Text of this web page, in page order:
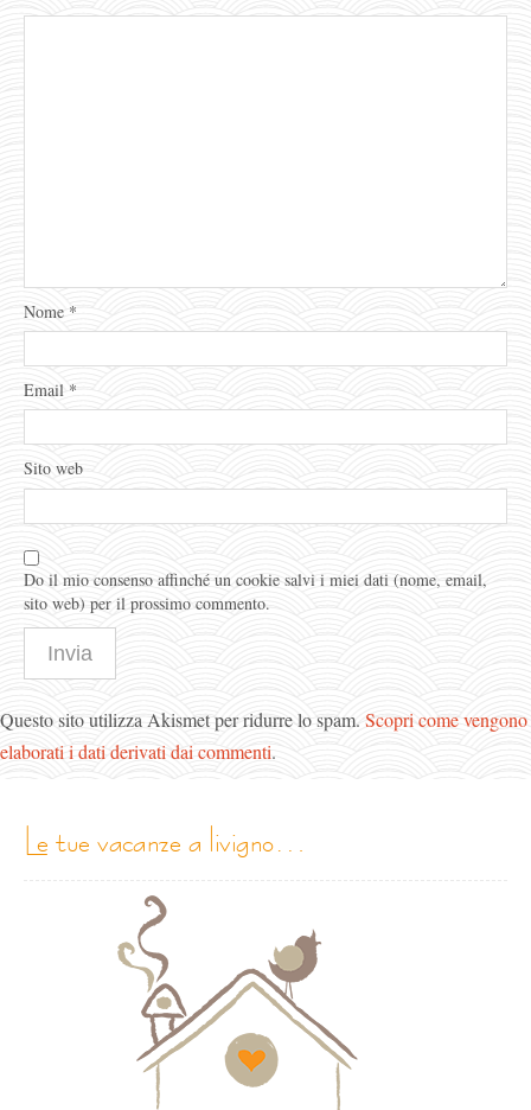
Nome *
Email *
Sito web
Do il mio consenso affinché un cookie salvi i miei dati (nome, email,
sito web) per il prossimo commento.
Questo sito utilizza Akismet per ridurre lo spam. Scopri come vengono
elaborati i dati derivati dai commenti.
le tue vacanze a livigno…